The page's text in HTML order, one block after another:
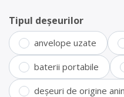
Tipul deșeurilor
anvelope uzate
baterii portabile
deșeuri de origine